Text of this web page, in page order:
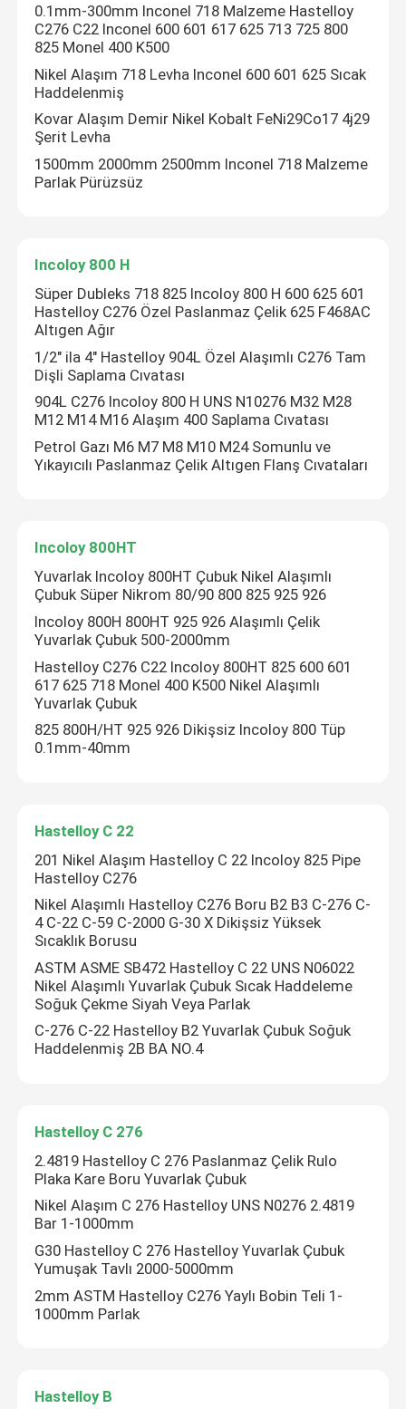
Ev
Ürün:% s
Hakkımızda
Fabrika turu
Bize Ulaşın
Inconel 600 Malzemesi
Inconel 718 Malzeme
0.1mm-300mm Inconel 718 Malzeme Hastelloy
C276 C22 Inconel 600 601 617 625 713 725 800
825 Monel 400 K500
Nikel Alaşım 718 Levha Inconel 600 601 625 Sıcak
Haddelenmiş
Kovar Alaşım Demir Nikel Kobalt FeNi29Co17 4j29
Şerit Levha
1500mm 2000mm 2500mm Inconel 718 Malzeme
Parlak Pürüzsüz
Incoloy 800 H
Süper Dubleks 718 825 Incoloy 800 H 600 625 601
Hastelloy C276 Özel Paslanmaz Çelik 625 F468AC
Altıgen Ağır
1/2" ila 4" Hastelloy 904L Özel Alaşımlı C276 Tam
Dişli Saplama Cıvatası
904L C276 Incoloy 800 H UNS N10276 M32 M28
M12 M14 M16 Alaşım 400 Saplama Cıvatası
Petrol Gazı M6 M7 M8 M10 M24 Somunlu ve
Yıkayıcılı Paslanmaz Çelik Altıgen Flanş Cıvataları
Incoloy 800HT
Yuvarlak Incoloy 800HT Çubuk Nikel Alaşımlı
Çubuk Süper Nikrom 80/90 800 825 925 926
Incoloy 800H 800HT 925 926 Alaşımlı Çelik
Yuvarlak Çubuk 500-2000mm
Hastelloy C276 C22 Incoloy 800HT 825 600 601
617 625 718 Monel 400 K500 Nikel Alaşımlı
Yuvarlak Çubuk
825 800H/HT 925 926 Dikişsiz Incoloy 800 Tüp
0.1mm-40mm
Hastelloy C 22
201 Nikel Alaşım Hastelloy C 22 Incoloy 825 Pipe
Hastelloy C276
Nikel Alaşımlı Hastelloy C276 Boru B2 B3 C-276 C-
4 C-22 C-59 C-2000 G-30 X Dikişsiz Yüksek
Sıcaklık Borusu
ASTM ASME SB472 Hastelloy C 22 UNS N06022
Nikel Alaşımlı Yuvarlak Çubuk Sıcak Haddeleme
Soğuk Çekme Siyah Veya Parlak
C-276 C-22 Hastelloy B2 Yuvarlak Çubuk Soğuk
Haddelenmiş 2B BA NO.4
Hastelloy C 276
2.4819 Hastelloy C 276 Paslanmaz Çelik Rulo
Plaka Kare Boru Yuvarlak Çubuk
Nikel Alaşım C 276 Hastelloy UNS N0276 2.4819
Bar 1-1000mm
G30 Hastelloy C 276 Hastelloy Yuvarlak Çubuk
Yumuşak Tavlı 2000-5000mm
2mm ASTM Hastelloy C276 Yaylı Bobin Teli 1-
1000mm Parlak
Hastelloy B